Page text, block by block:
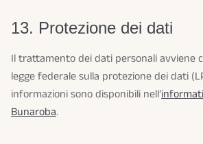
13. Protezione dei dati
Il trattamento dei dati personali avviene
legge federale sulla protezione dei dati
informazioni sono disponibili nell’
Bunaroba.